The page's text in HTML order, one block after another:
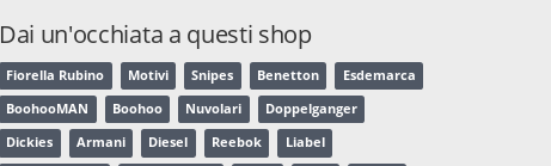
Dai un'occhiata a questi shop
Fiorella Rubino Motivi Snipes Benetton Esdemarca
BoohooMAN Boohoo Nuvolari Doppelganger
Dickies Armani Diesel Reebok Liabel